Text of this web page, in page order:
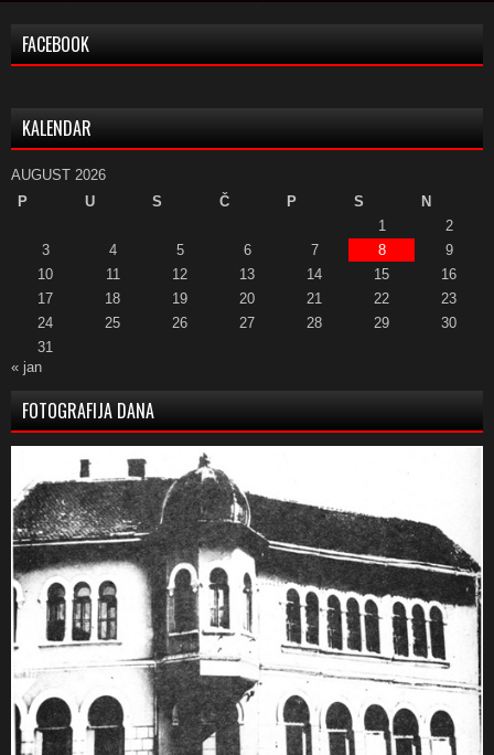
FACEBOOK
KALENDAR
AUGUST 2026
P
U S Č P S
N
1
2
3
4 5 6 7 8
9
10
11 12 13 14 15
16
17
18 19 20 21 22
23
24
25 26 27 28 29
30
31
« jan
FOTOGRAFIJA DANA